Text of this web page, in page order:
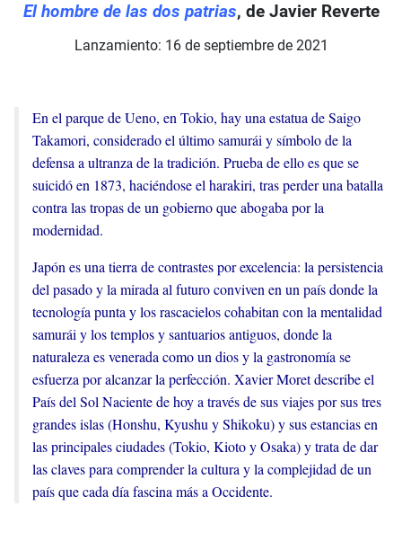
El hombre de las dos patrias, de Javier Reverte
Lanzamiento: 16 de septiembre de 2021
En el parque de Ueno, en Tokio, hay una estatua de Saigo
Takamori, considerado el último samurái y símbolo de la
defensa a ultranza de la tradición. Prueba de ello es que se
suicidó en 1873, haciéndose el harakiri, tras perder una batalla
contra las tropas de un gobierno que abogaba por la
modernidad.
Japón es una tierra de contrastes por excelencia: la persistencia
del pasado y la mirada al futuro conviven en un país donde la
tecnología punta y los rascacielos cohabitan con la mentalidad
samurái y los templos y santuarios antiguos, donde la
naturaleza es venerada como un dios y la gastronomía se
esfuerza por alcanzar la perfección. Xavier Moret describe el
País del Sol Naciente de hoy a través de sus viajes por sus tres
grandes islas (Honshu, Kyushu y Shikoku) y sus estancias en
las principales ciudades (Tokio, Kioto y Osaka) y trata de dar
las claves para comprender la cultura y la complejidad de un
país que cada día fascina más a Occidente.